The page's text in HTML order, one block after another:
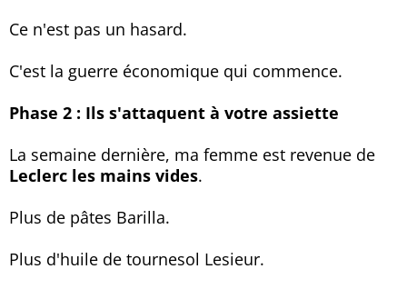
Ce n'est pas un hasard.
C'est la guerre économique qui commence.
Phase 2 : Ils s'attaquent à votre assiette
La semaine dernière, ma femme est revenue de
Leclerc les mains vides.
Plus de pâtes Barilla.
Plus d'huile de tournesol Lesieur.